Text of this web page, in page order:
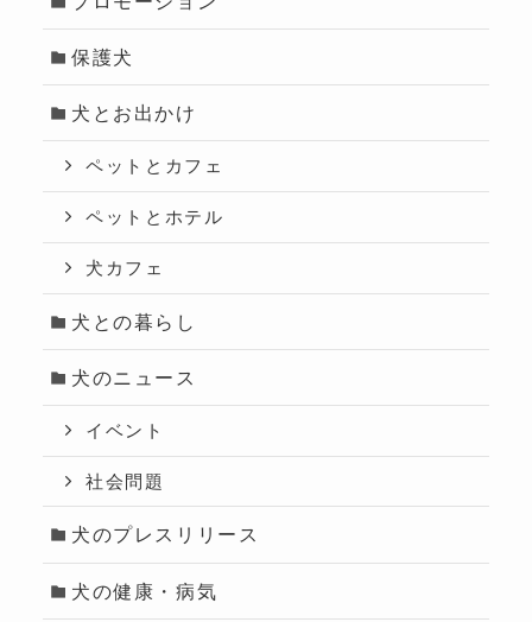
保護犬
犬とお出かけ
ペットとカフェ
ペットとホテル
犬カフェ
犬との暮らし
犬のニュース
イベント
社会問題
犬のプレスリリース
犬の健康・病気